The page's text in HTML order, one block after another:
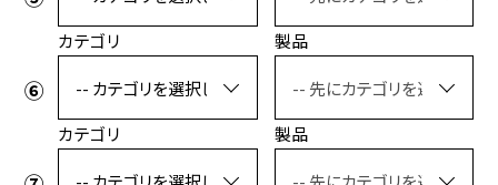
カテゴリ 製品
カテゴリ 製品